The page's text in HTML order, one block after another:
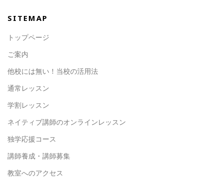
SITEMAP
トップページ
ご案内
他校には無い！当校の活用法
通常レッスン
学割レッスン
ネイティブ講師のオンラインレッスン
独学応援コース
講師養成・講師募集
教室へのアクセス